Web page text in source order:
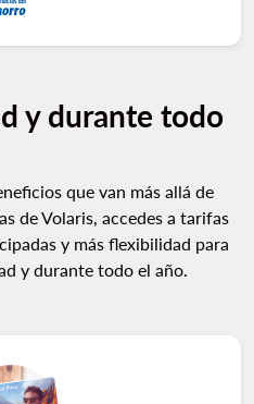
y durante todo
que van más allá de
de Volaris, accedes a tarifas
y más flexibilidad para
y durante todo el año.